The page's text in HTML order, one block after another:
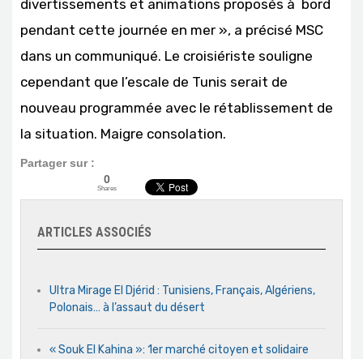
divertissements et animations proposés à bord
pendant cette journée en mer », a précisé MSC
dans un communiqué. Le croisiériste souligne
cependant que l’escale de Tunis serait de
nouveau programmée avec le rétablissement de
la situation. Maigre consolation.
Partager sur :
0
Shares
ARTICLES ASSOCIÉS
Ultra Mirage El Djérid : Tunisiens, Français, Algériens,
Polonais… à l’assaut du désert
« Souk El Kahina »: 1er marché citoyen et solidaire